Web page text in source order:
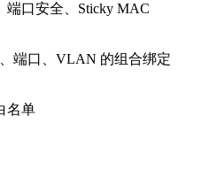
端口安全、Sticky MAC
端口、VLAN 的组合绑定
名单